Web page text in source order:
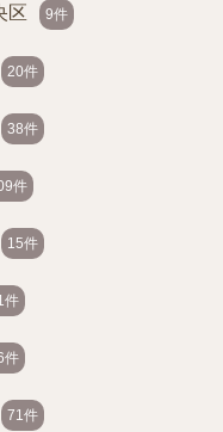
区 9件
20件
38件
件
15件
件
件
71件